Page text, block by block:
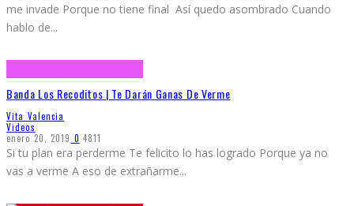
me invade Porque no tiene final Así quedo asombrado Cuando
hablo de...
Banda Los Recoditos | Te Darán Ganas De Verme
Vita Valencia
Videos
enero 20, 2019 0 4811
Si tu plan era perderme Te felicito lo has logrado Porque ya no
vas a verme A eso de extrañarme...